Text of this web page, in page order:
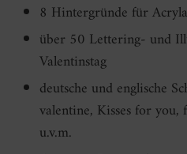
8 Hintergründe für
über 50 Lettering- und
Valentinstag
deutsche und englische
valentine, Kisses for
u.v.m.